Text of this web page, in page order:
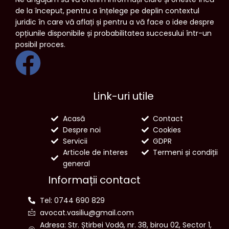
de la început, pentru a înțelege pe deplin contextul
juridic în care vă aflați și pentru a vă face o idee despre
opțiunile disponibile și probabilitatea succesului într-un
posibil proces.
Link-uri utile
Acasă
Despre noi
Servicii
Articole de interes
general
Contact
Cookies
GDPR
Termeni și condiții
Informații contact
Tel: 0744 690 829
avocat.vasiliu@gmail.com
Adresa: Str. Știrbei Vodă, nr. 38, birou 02, Sector 1,